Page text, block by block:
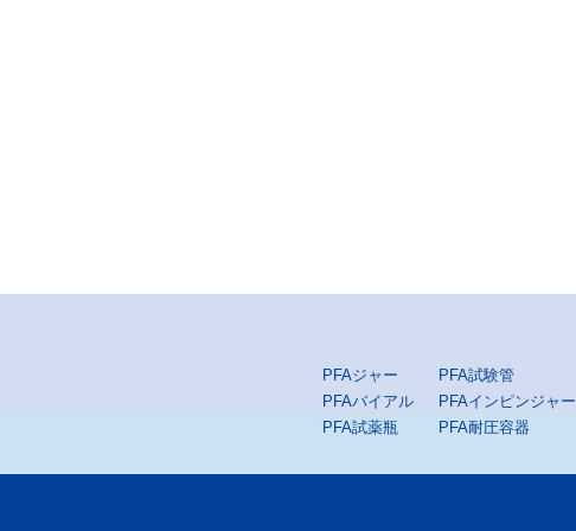
PFAジャー
PFAバイアル
PFA試薬瓶
PFA試験管
PFAインピンジャー
PFA耐圧容器